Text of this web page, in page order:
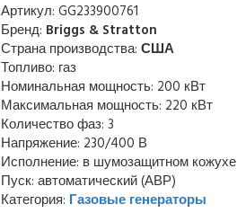
Артикул: GG233900761
Бренд: Briggs & Stratton
Страна производства: США
Топливо: газ
Номинальная мощность: 200 кВт
Максимальная мощность: 220 кВт
Количество фаз: 3
Напряжение: 230/400 В
Исполнение: в шумозащитном кожухе
Пуск: автоматический (АВР)
Категория: Газовые генераторы